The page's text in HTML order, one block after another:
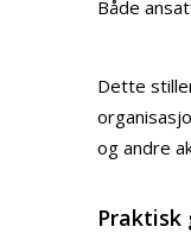
Både
Dette
og andre